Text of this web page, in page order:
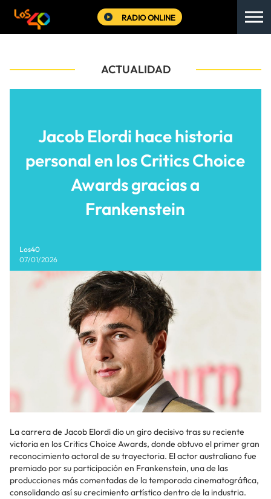
RADIO ONLINE
ACTUALIDAD
Jacob Elordi hace historia
personal en los Critics Choice
Awards gracias a
Frankenstein
Los40
07/01/2026
La carrera de Jacob Elordi dio un giro decisivo tras su reciente
victoria en los Critics Choice Awards, donde obtuvo el primer gran
reconocimiento actoral de su trayectoria. El actor australiano fue
premiado por su participación en Frankenstein, una de las
producciones más comentadas de la temporada cinematográfica,
consolidando así su crecimiento artístico dentro de la industria.